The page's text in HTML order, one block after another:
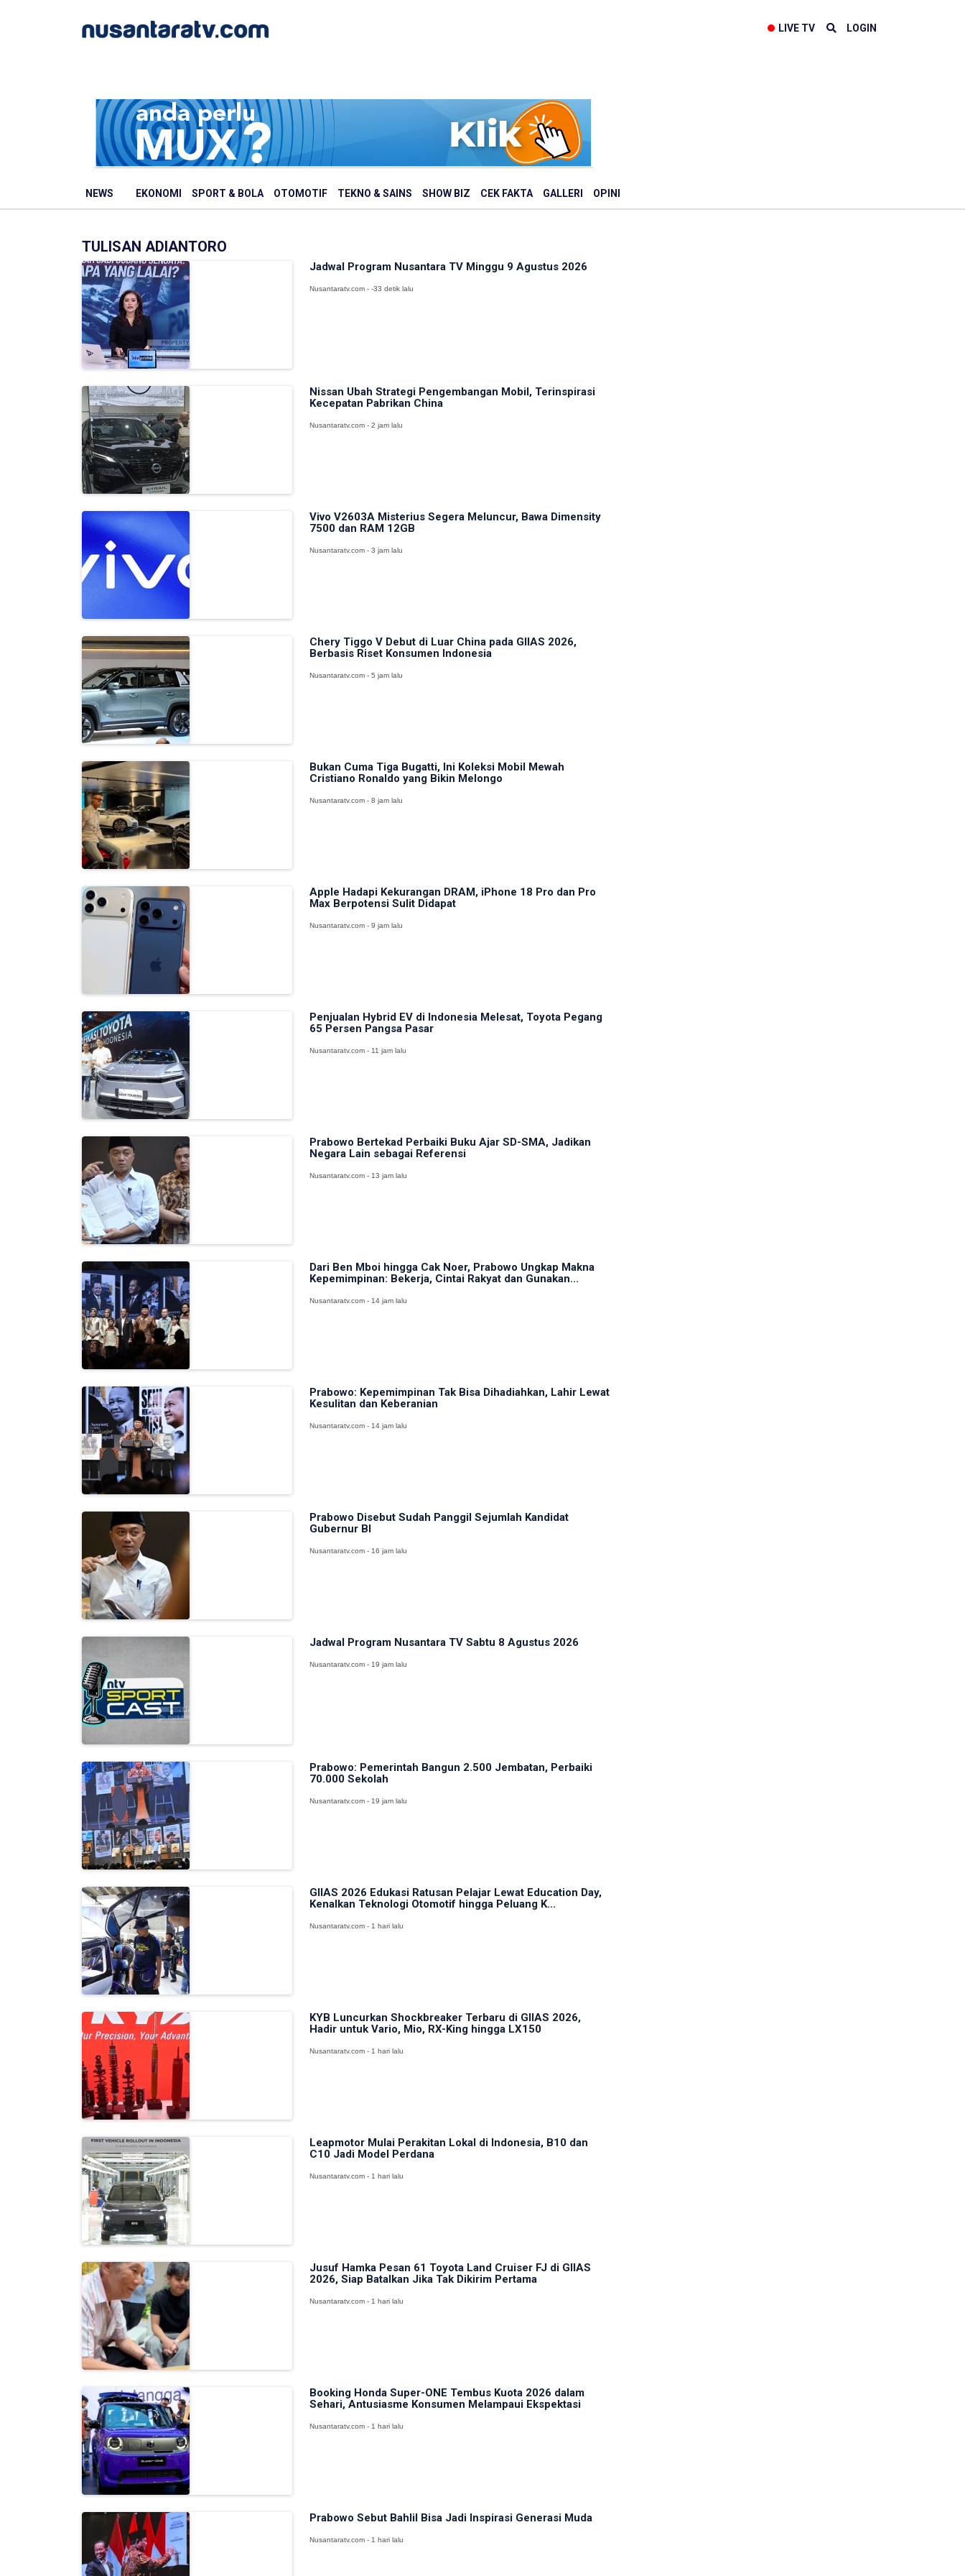
LIVE TV LOGIN
NEWS EKONOMI SPORT & BOLA OTOMOTIF TEKNO & SAINS SHOW BIZ CEK FAKTA GALLERI OPINI
TULISAN ADIANTORO
Jadwal Program Nusantara TV Minggu 9 Agustus 2026
Nusantaratv.com - -33 detik lalu
Nissan Ubah Strategi Pengembangan Mobil, Terinspirasi
Kecepatan Pabrikan China
Nusantaratv.com - 2 jam lalu
Vivo V2603A Misterius Segera Meluncur, Bawa Dimensity
7500 dan RAM 12GB
Nusantaratv.com - 3 jam lalu
Chery Tiggo V Debut di Luar China pada GIIAS 2026,
Berbasis Riset Konsumen Indonesia
Nusantaratv.com - 5 jam lalu
Bukan Cuma Tiga Bugatti, Ini Koleksi Mobil Mewah
Cristiano Ronaldo yang Bikin Melongo
Nusantaratv.com - 8 jam lalu
Apple Hadapi Kekurangan DRAM, iPhone 18 Pro dan Pro
Max Berpotensi Sulit Didapat
Nusantaratv.com - 9 jam lalu
Penjualan Hybrid EV di Indonesia Melesat, Toyota Pegang
65 Persen Pangsa Pasar
Nusantaratv.com - 11 jam lalu
Prabowo Bertekad Perbaiki Buku Ajar SD-SMA, Jadikan
Negara Lain sebagai Referensi
Nusantaratv.com - 13 jam lalu
Dari Ben Mboi hingga Cak Noer, Prabowo Ungkap Makna
Kepemimpinan: Bekerja, Cintai Rakyat dan Gunakan...
Nusantaratv.com - 14 jam lalu
Prabowo: Kepemimpinan Tak Bisa Dihadiahkan, Lahir Lewat
Kesulitan dan Keberanian
Nusantaratv.com - 14 jam lalu
Prabowo Disebut Sudah Panggil Sejumlah Kandidat
Gubernur BI
Nusantaratv.com - 16 jam lalu
Jadwal Program Nusantara TV Sabtu 8 Agustus 2026
Nusantaratv.com - 19 jam lalu
Prabowo: Pemerintah Bangun 2.500 Jembatan, Perbaiki
70.000 Sekolah
Nusantaratv.com - 19 jam lalu
GIIAS 2026 Edukasi Ratusan Pelajar Lewat Education Day,
Kenalkan Teknologi Otomotif hingga Peluang K...
Nusantaratv.com - 1 hari lalu
KYB Luncurkan Shockbreaker Terbaru di GIIAS 2026,
Hadir untuk Vario, Mio, RX-King hingga LX150
Nusantaratv.com - 1 hari lalu
Leapmotor Mulai Perakitan Lokal di Indonesia, B10 dan
C10 Jadi Model Perdana
Nusantaratv.com - 1 hari lalu
Jusuf Hamka Pesan 61 Toyota Land Cruiser FJ di GIIAS
2026, Siap Batalkan Jika Tak Dikirim Pertama
Nusantaratv.com - 1 hari lalu
Booking Honda Super-ONE Tembus Kuota 2026 dalam
Sehari, Antusiasme Konsumen Melampaui Ekspektasi
Nusantaratv.com - 1 hari lalu
Prabowo Sebut Bahlil Bisa Jadi Inspirasi Generasi Muda
Nusantaratv.com - 1 hari lalu